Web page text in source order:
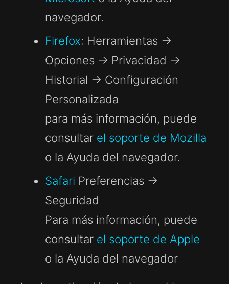
navegador.
Firefox: Herramientas ->
Opciones -> Privacidad ->
Historial -> Configuración
Personalizada
para más información, puede
consultar el soporte de Mozilla
o la Ayuda del navegador.
Safari Preferencias ->
Seguridad
Para más información, puede
consultar el soporte de Apple
o la Ayuda del navegador